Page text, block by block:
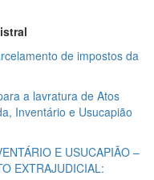
de impostos da
a lavratura de Atos
Inventário e Usucapião
E USUCAPIÃO –
EXTRAJUDICIAL: